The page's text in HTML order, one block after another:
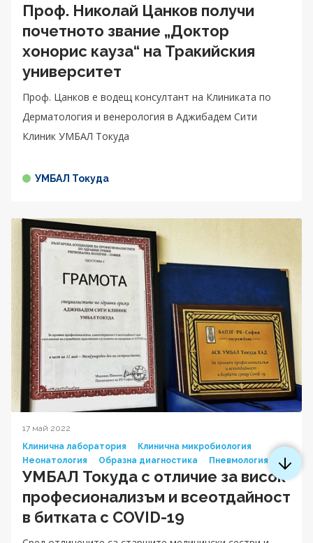
Проф. Николай Цанков получи
почетното звание „Доктор
хонорис кауза“ на Тракийския
университет
Проф. Цанков е водещ консултант на Клиниката по
Дерматология и венерология в Аджибадем Сити
Клиник УМБАЛ Токуда
УМБАЛ Токуда
17 май 2022
Клинична лаборатория
Клинична микробиология
Неонатология
Образна диагностика Пневмология
УМБАЛ Токуда с отличие за висок
професионализъм и всеотдайност
в битката с COVID-19